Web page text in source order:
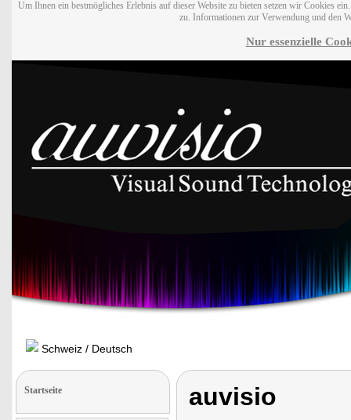
Um Ihnen ein bestmögliches Erlebnis auf dieser Website zu bieten setzen wir Cookies
zu. Informationen zur Verwendung und den
Nur essenzielle
Schweiz / Deutsch
Startseite auvisio